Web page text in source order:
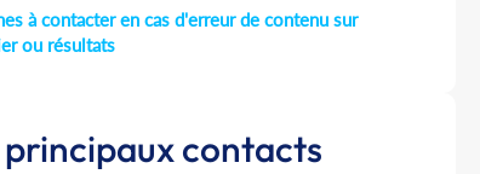
à contacter en cas d'erreur de contenu sur
ou résultats
principaux contacts